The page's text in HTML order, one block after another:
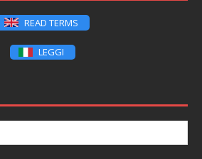
READ TERMS
LEGGI